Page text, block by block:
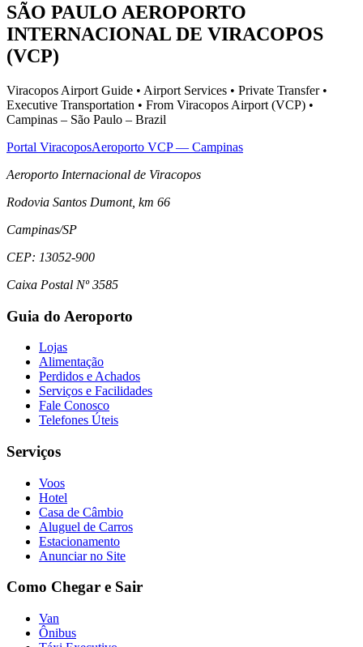
SÃO PAULO AEROPORTO
INTERNACIONAL DE VIRACOPOS
(VCP)
Viracopos Airport Guide • Airport Services • Private Transfer •
Executive Transportation • From Viracopos Airport (VCP) •
Campinas – São Paulo – Brazil
Portal ViracoposAeroporto VCP — Campinas
Aeroporto Internacional de Viracopos
Rodovia Santos Dumont, km 66
Campinas/SP
CEP: 13052-900
Caixa Postal Nº 3585
Guia do Aeroporto
Lojas
Alimentação
Perdidos e Achados
Serviços e Facilidades
Fale Conosco
Telefones Úteis
Serviços
Voos
Hotel
Casa de Câmbio
Aluguel de Carros
Estacionamento
Anunciar no Site
Como Chegar e Sair
Van
Ônibus